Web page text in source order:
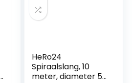
HeRo24
Spiraalslang, 10
meter, diameter 50